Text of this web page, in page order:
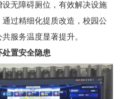
无障碍厕位，有效解决设施
过精细化提质改造，校园公
服务温度显著提升。
处置安全隐患